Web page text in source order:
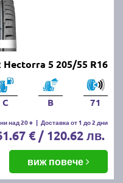
Hectorra 5 205/55 R16
C B 71
над 20 + | Доставка от 1 до 2 дни
€ / 120.62 лв.
виж повече